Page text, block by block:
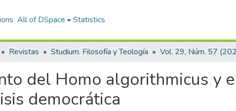
All of DSpace Statistics
Revistas Studium. Filosofía y Teología Vol. 29, Núm. 57
del Homo algorithmicus y
democrática